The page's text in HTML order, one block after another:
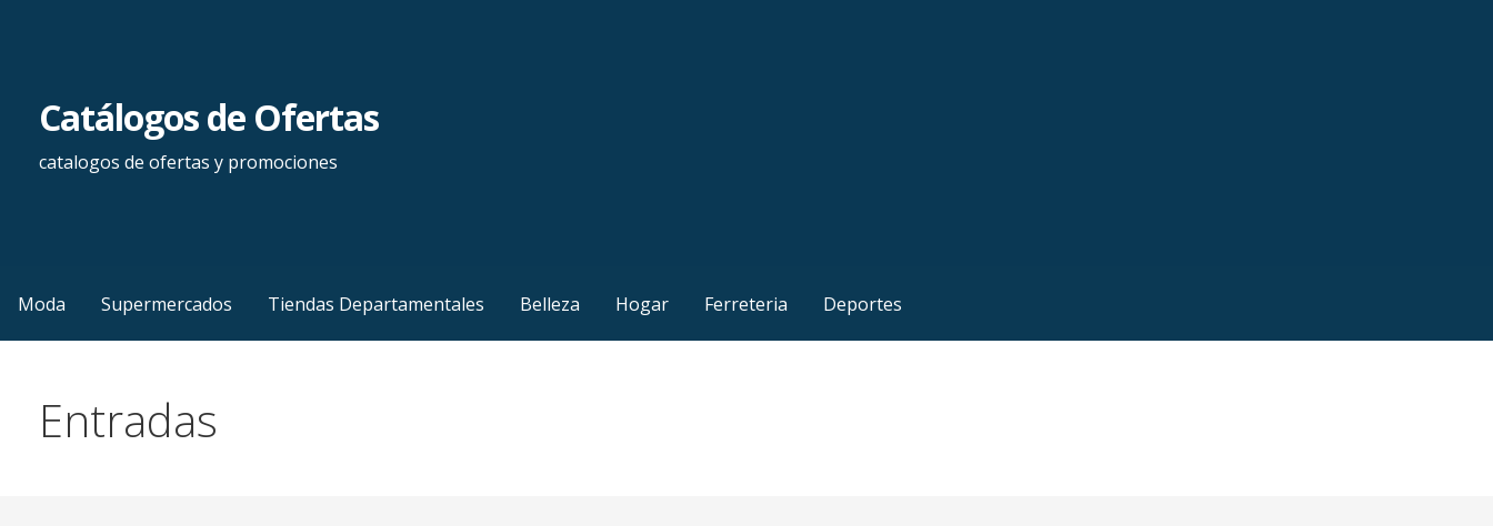
Catálogos de Ofertas
catalogos de ofertas y promociones
Moda Supermercados Tiendas Departamentales Belleza Hogar Ferreteria Deportes
Entradas